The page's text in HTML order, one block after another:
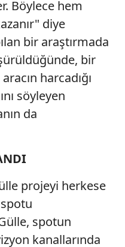
Çerez Bilgilendirme
Kanunu uyarınca
okumak ve sitemizde
çerezlerle ilgili bilgi
Böylece hem
diye
bir araştırmada
bir
harcadığı
söyleyen
da
projeyi herkese
spotun
kanallarında